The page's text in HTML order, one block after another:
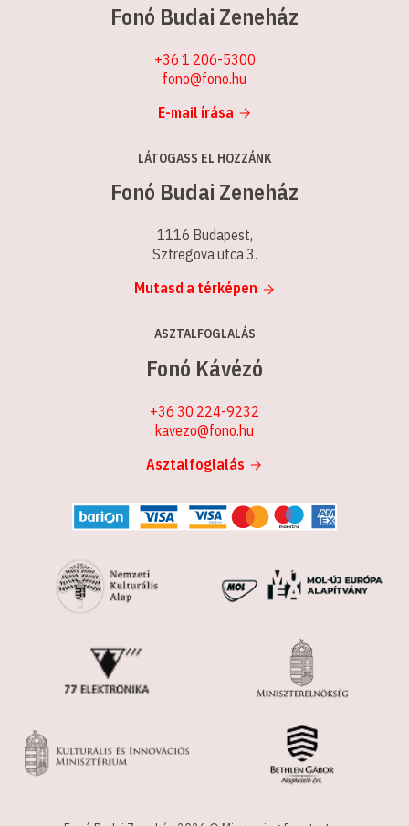
Fonó Budai Zeneház
+36 1 206-5300
fono@fono.hu
E-mail írása
LÁTOGASS EL HOZZÁNK
Fonó Budai Zeneház
1116 Budapest,
Sztregova utca 3.
Mutasd a térképen
ASZTALFOGLALÁS
Fonó Kávézó
+36 30 224-9232
kavezo@fono.hu
Asztalfoglalás